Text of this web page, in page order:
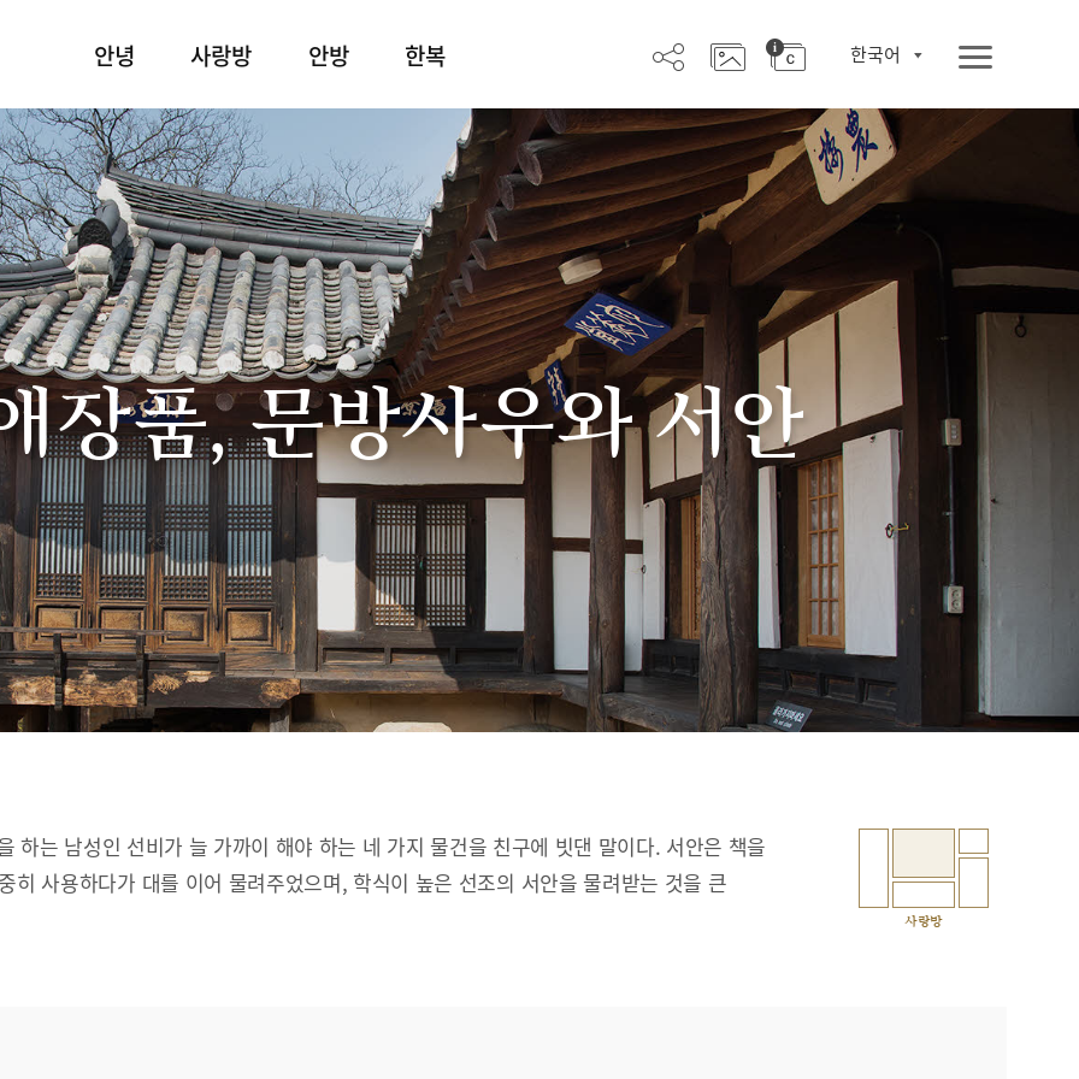
안녕 사랑방 안방 한복 한국어
장품, 문방사우와 서안
사랑방
하는 남성인 선비가 늘 가까이 해야 하는 네 가지 물건을 친구에 빗댄 말이다. 서안은 책을
히 사용하다가 대를 이어 물려주었으며, 학식이 높은 선조의 서안을 물려받는 것을 큰